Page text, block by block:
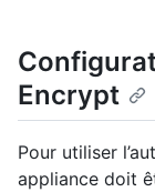
Encrypt
Pour utiliser
appliance doit